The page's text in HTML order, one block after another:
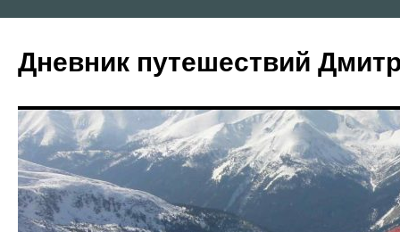
содержимому
Дневник путешествий